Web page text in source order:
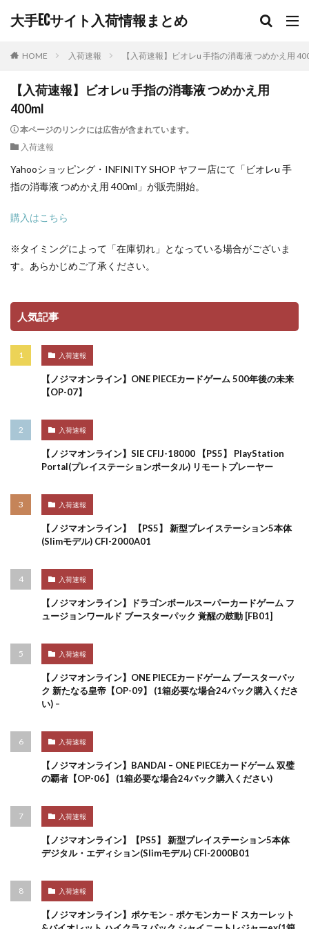
大手ECサイト入荷情報まとめ
HOME 入荷速報 【入荷速報】ビオレu 手指の消毒液 つめかえ用
【入荷速報】ビオレu 手指の消毒液 つめかえ用
400ml
本ページのリンクには広告が含まれています。
入荷速報
Yahooショッピング・INFINITY SHOP ヤフー店にて「ビオレu 手
指の消毒液 つめかえ用 400ml」が販売開始。
購入はこちら
※タイミングによって「在庫切れ」となっている場合がございま
す。あらかじめご了承ください。
人気記事
入荷速報
【ノジマオンライン】ONE PIECEカードゲーム 500年後の未来
【OP-07】
入荷速報
【ノジマオンライン】SIE CFIJ-18000 【PS5】 PlayStation
Portal(プレイステーションポータル) リモートプレーヤー
入荷速報
【ノジマオンライン】 【PS5】 新型プレイステーション5本体
(Slimモデル) CFI-2000A01
入荷速報
【ノジマオンライン】ドラゴンボールスーパーカードゲーム フ
ュージョンワールド ブースターパック 覚醒の鼓動 [FB01]
入荷速報
【ノジマオンライン】ONE PIECEカードゲーム ブースターパッ
ク 新たなる皇帝【OP-09】 (1箱必要な場合24パック購入くださ
い) –
入荷速報
【ノジマオンライン】BANDAI – ONE PIECEカードゲーム 双璧
の覇者【OP-06】 (1箱必要な場合24パック購入ください)
入荷速報
【ノジマオンライン】【PS5】 新型プレイステーション5本体
デジタル・エディション(Slimモデル) CFI-2000B01
入荷速報
【ノジマオンライン】ポケモン – ポケモンカード スカーレット